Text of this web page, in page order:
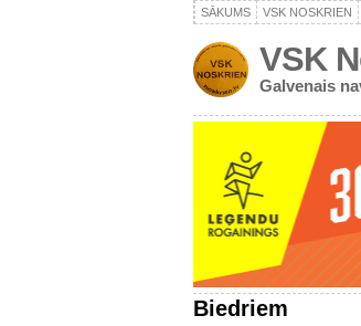
SĀKUMS VSK NOSKRIEN
VSK
Galvenais
Biedriem